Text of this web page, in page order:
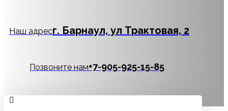
Наш адресг. Барнаул, ул Трактовая, 2
Позвоните нам‪+7-905-925-15-85